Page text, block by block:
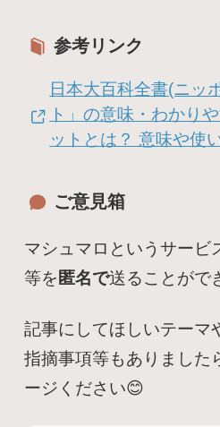
参考リンク
日本大百科全書(ニッ
ト」の意味・わかり
ットとは？ 意味や使
ご意見箱
マシュマロというサービ
等を 匿名で送ることがで
記事にしてほしいテーマ
指摘事項等もありました
ージください😊